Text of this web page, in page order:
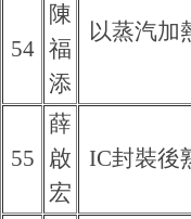
54
陳
福
添
以蒸汽加
55
薛
啟
宏
IC封裝後